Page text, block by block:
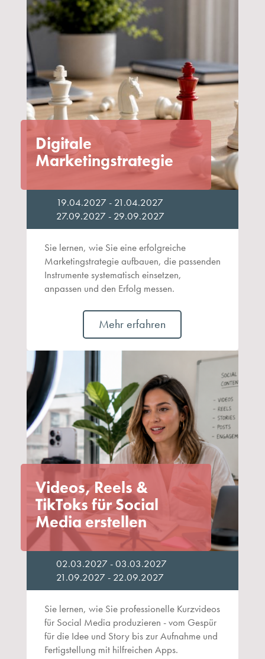
Digitale
Marketingstrategie
19.04.2027 - 21.04.2027
27.09.2027 - 29.09.2027
Sie lernen, wie Sie eine erfolgreiche
Marketingstrategie aufbauen, die passenden
Instrumente systematisch einsetzen,
anpassen und den Erfolg messen.
Mehr erfahren
Videos, Reels &
TikToks für Social
Media erstellen
02.03.2027 - 03.03.2027
21.09.2027 - 22.09.2027
Sie lernen, wie Sie professionelle Kurzvideos
für Social Media produzieren - vom Gespür
für die Idee und Story bis zur Aufnahme und
Fertigstellung mit hilfreichen Apps.